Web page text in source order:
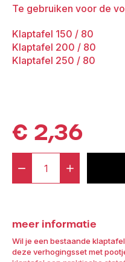
Te gebruiken voor de
Klaptafel 150 / 80
Klaptafel 200 / 80
Klaptafel 250 / 80
€ 2,36
-
Klaptafel
aantal
+
meer informatie
Wil je een bestaande
deze verhogingsset met